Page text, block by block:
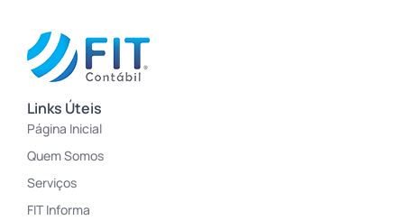
Links Úteis
Página Inicial
Quem Somos
Serviços
FIT Informa